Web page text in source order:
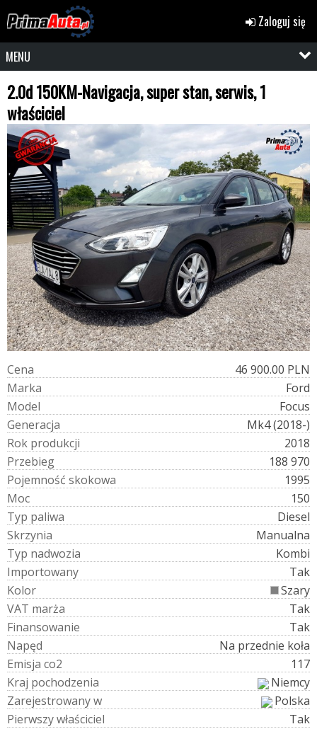
Zaloguj się
MENU
2.0d 150KM-Navigacja, super stan, serwis, 1
właściciel
Cena
46 900.00 PLN
Marka
Ford
Model
Focus
Generacja
Mk4 (2018-)
Rok produkcji
2018
Przebieg
188 970
Pojemność skokowa
1995
Moc
150
Typ paliwa
Diesel
Skrzynia
Manualna
Typ nadwozia
Kombi
Importowany
Tak
Kolor
Szary
VAT marża
Tak
Finansowanie
Tak
Napęd
Na przednie koła
Emisja co2
117
Kraj pochodzenia
Niemcy
Zarejestrowanyw
Polska
Pierwszywłaściciel
Tak